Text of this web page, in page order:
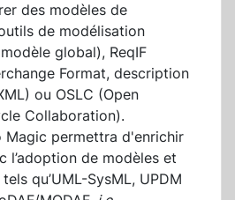
des modèles de
de modélisation
global), ReqIF
Format, description
ou OSLC (Open
Collaboration).
Magic permettra d'enrichir
l’adoption de modèles et
qu’UML-SysML, UPDM